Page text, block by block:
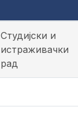
Студијски и
истраживачки
рад